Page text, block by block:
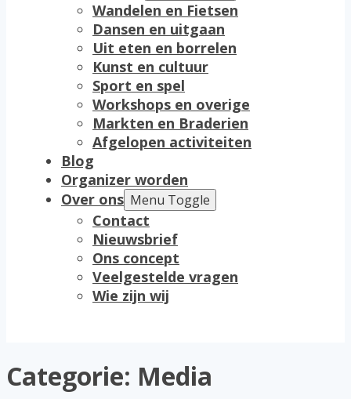
Wandelen en Fietsen
Dansen en uitgaan
Uit eten en borrelen
Kunst en cultuur
Sport en spel
Workshops en overige
Markten en Braderien
Afgelopen activiteiten
Blog
Organizer worden
Over ons Menu Toggle
Contact
Nieuwsbrief
Ons concept
Veelgestelde vragen
Wie zijn wij
Categorie: Media